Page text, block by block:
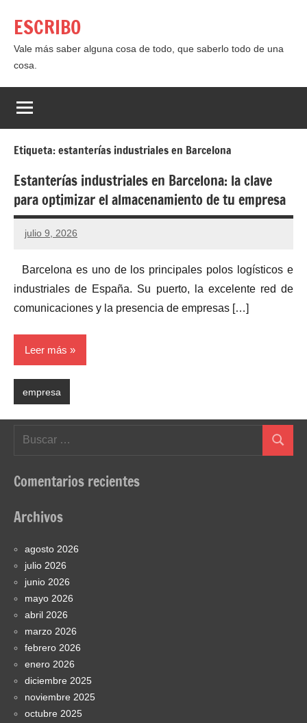
contenido
ESCRIBO
Vale más saber alguna cosa de todo, que saberlo todo de una
cosa.
Etiqueta:estanterías industriales en Barcelona
Estanterías industriales en Barcelona: la clave
para optimizar el almacenamiento de tu empresa
julio 9, 2026
Barcelona es uno de los principales polos logísticos e
industriales de España. Su puerto, la excelente red de
comunicaciones y la presencia de empresas […]
Leer más
empresa
Buscar
Comentarios recientes
Archivos
agosto 2026
julio 2026
junio 2026
mayo 2026
abril 2026
marzo 2026
febrero 2026
enero 2026
diciembre 2025
noviembre 2025
octubre 2025